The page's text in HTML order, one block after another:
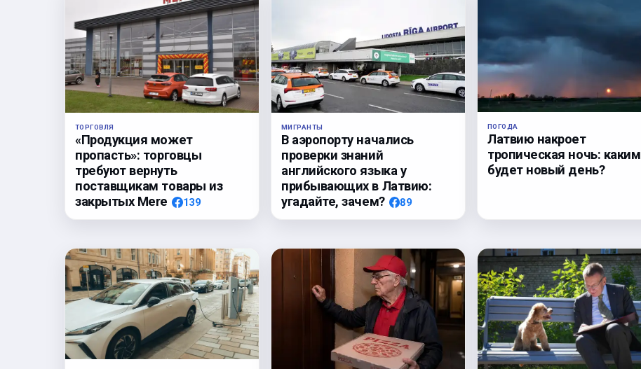
ТОРГОВЛЯ
«Продукция может
пропасть»: торговцы
требуют вернуть
поставщикам товары из
закрытых Mere
139
МИГРАНТЫ
В аэропорту начались
проверки знаний
английского языка у
прибывающих в Латвию:
угадайте, зачем?
89
ПОГОДА
Латвию накроет
тропическая ночь: каким
будет новый день?